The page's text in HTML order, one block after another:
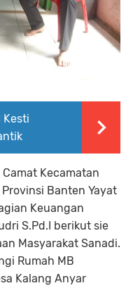
Kesti
Camat Kecamatan
Banten Yayat
Keuangan
S.Pd.I berikut sie
Masyarakat Sanadi.
Rumah MB
Kalang Anyar